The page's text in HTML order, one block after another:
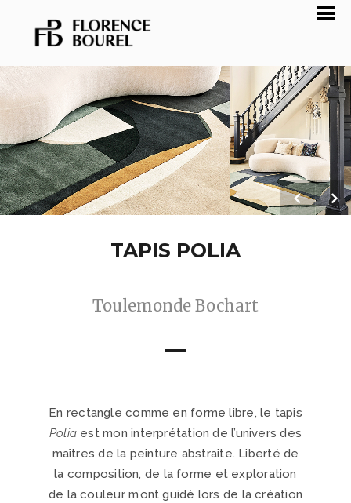
TAPIS POLIA
Toulemonde Bochart
En rectangle comme en forme libre, le tapis
Polia est mon interprétation de l’univers des
maîtres de la peinture abstraite. Liberté de
la composition, de la forme et exploration
de la couleur m’ont guidé lors de la création